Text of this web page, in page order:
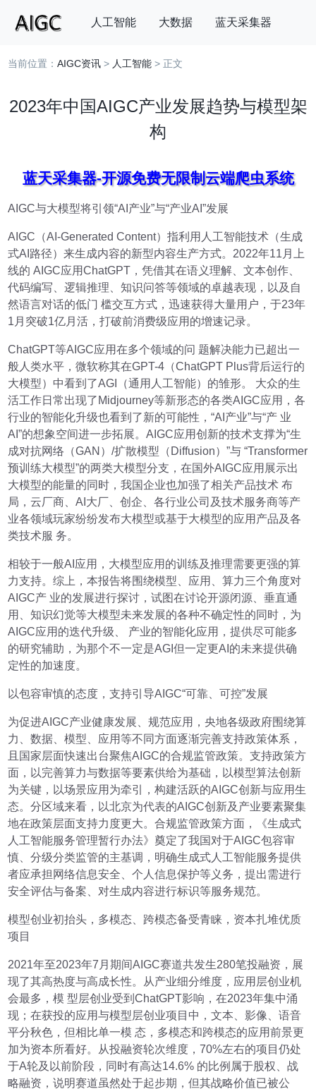
人工智能 大数据 蓝天采集器
搜索
当前位置：AIGC资讯 > 人工智能 > 正文
2023年中国AIGC产业发展趋势与模型架
构
蓝天采集器-开源免费无限制云端爬虫系统
AIGC与大模型将引领“AI产业”与“产业AI”发展
AIGC（AI-Generated Content）指利用人工智能技术（生成
式AI路径）来生成内容的新型内容生产方式。2022年11月上
线的 AIGC应用ChatGPT，凭借其在语义理解、文本创作、
代码编写、逻辑推理、知识问答等领域的卓越表现，以及自
然语言对话的低门 槛交互方式，迅速获得大量用户，于23年
1月突破1亿月活，打破前消费级应用的增速记录。
ChatGPT等AIGC应用在多个领域的问 题解决能力已超出一
般人类水平，微软称其在GPT-4（ChatGPT Plus背后运行的
大模型）中看到了AGI（通用人工智能）的雏形。 大众的生
活工作日常出现了Midjourney等新形态的各类AIGC应用，各
行业的智能化升级也看到了新的可能性，“AI产业”与“产 业
AI”的想象空间进一步拓展。AIGC应用创新的技术支撑为“生
成对抗网络（GAN）/扩散模型（Diffusion）”与 “Transformer
预训练大模型”的两类大模型分支，在国外AIGC应用展示出
大模型的能量的同时，我国企业也加强了相关产品技术 布
局，云厂商、AI大厂、创企、各行业公司及技术服务商等产
业各领域玩家纷纷发布大模型或基于大模型的应用产品及各
类技术服 务。
相较于一般AI应用，大模型应用的训练及推理需要更强的算
力支持。综上，本报告将围绕模型、应用、算力三个角度对
AIGC产 业的发展进行探讨，试图在讨论开源闭源、垂直通
用、知识幻觉等大模型未来发展的各种不确定性的同时，为
AIGC应用的迭代升级、 产业的智能化应用，提供尽可能多
的研究辅助，为那个不一定是AGI但一定更AI的未来提供确
定性的加速度。
以包容审慎的态度，支持引导AIGC“可靠、可控”发展
为促进AIGC产业健康发展、规范应用，央地各级政府围绕算
力、数据、模型、应用等不同方面逐渐完善支持政策体系，
且国家层面快速出台聚焦AIGC的合规监管政策。支持政策方
面，以完善算力与数据等要素供给为基础，以模型算法创新
为关键，以场景应用为牵引，构建活跃的AIGC创新与应用生
态。分区域来看，以北京为代表的AIGC创新及产业要素聚集
地在政策层面支持力度更大。合规监管政策方面，《生成式
人工智能服务管理暂行办法》奠定了我国对于AIGC包容审
慎、分级分类监管的主基调，明确生成式人工智能服务提供
者应承担网络信息安全、个人信息保护等义务，提出需进行
安全评估与备案、对生成内容进行标识等服务规范。
模型创业初抬头，多模态、跨模态备受青睐，资本扎堆优质
项目
2021年至2023年7月期间AIGC赛道共发生280笔投融资，展
现了其高热度与高成长性。从产业细分维度，应用层创业机
会最多，模 型层创业受到ChatGPT影响，在2023年集中涌
现；在获投的应用与模型层创业项目中，文本、影像、语音
平分秋色，但相比单一模 态，多模态和跨模态的应用前景更
加为资本所看好。从投融资轮次维度，70%左右的项目仍处
于A轮及以前阶段，同时有高达14.6% 的比例属于股权、战
略融资，说明赛道虽然处于起步期，但其战略价值已被公